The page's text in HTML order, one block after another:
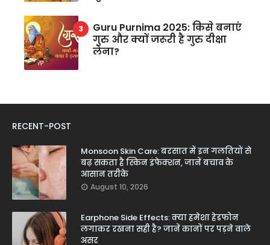
Guru Purnima 2025: किसे बनाएं
गुरु और क्यों जरूरी है गुरु दीक्षा
लेना?
RECENT-POST
Monsoon Skin Care: बरसात में इन गलतियों से
बढ़ सकता है स्किन इंफेक्शन, जानें बचाव के
आसान तरीके
August 10, 2026
Earphone Side Effects: क्या हमेशा हेडफोन
लगाकर रखना सही है? जानें कानों पर पड़ने वाले
असर